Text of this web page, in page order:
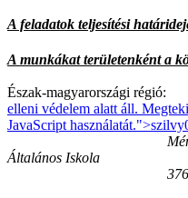
A feladatok teljesítési
A munkákat területenként a
Észak-magyarországi régió:
elleni védelem alatt áll.
JavaScript használatát.">
Általános Iskola
3762 Szögliget,